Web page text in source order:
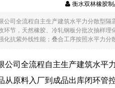
衡水双林橡胶
公司全流程自主生产建筑水平力分散型
环节，天然橡胶、冷轧钢板分批次抽样
化抗紫外线性能；叠合工序按照水平力分
公司全流程自主生产建筑水平
从原料入厂到成品出库闭环管